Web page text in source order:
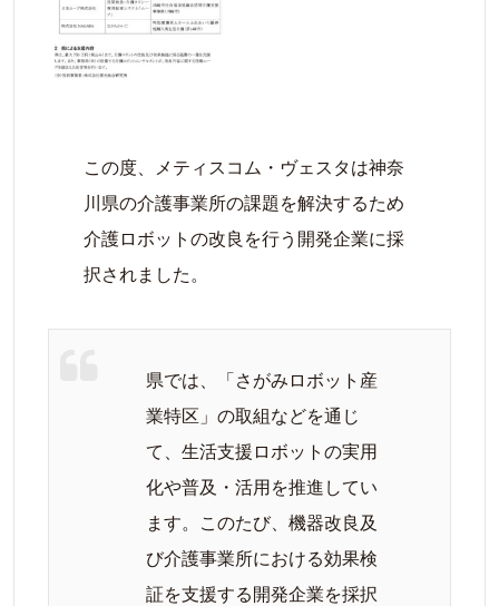
この度、メティスコム・ヴェスタは神奈
川県の介護事業所の課題を解決するため
介護ロボットの改良を行う開発企業に採
択されました。
県では、「さがみロボット産
業特区」の取組などを通じ
て、生活支援ロボットの実用
化や普及・活用を推進してい
ます。このたび、機器改良及
び介護事業所における効果検
証を支援する開発企業を採択